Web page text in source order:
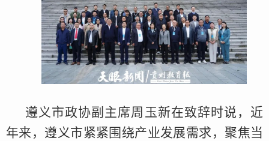
遵义市政协副主席周玉新在致辞时说，近
年来，遵义市紧紧围绕产业发展需求，聚焦当